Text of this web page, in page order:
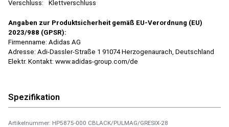
Verschluss: Klettverschluss
Angaben zur Produktsicherheit gemäß EU-Verordnung (EU)
2023/988 (GPSR):
Firmenname: Adidas AG
Adresse: Adi-Dassler-Straße 1 91074 Herzogenaurach, Deutschland
Elektr. Kontakt: www.adidas-group.com/de
Spezifikation
Artikelnummer: HP5875-000 CBLACK/PULMAG/GRESIX-28